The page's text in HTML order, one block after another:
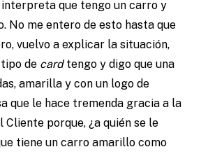
que tengo un carro y
No me entero de esto hasta que
vuelvo a explicar la situación,
de cardtengo y digo que una
amarilla y con un logo de
que le hace tremenda gracia a la
Cliente porque, ¿a quién se le
tiene un carro amarillo como